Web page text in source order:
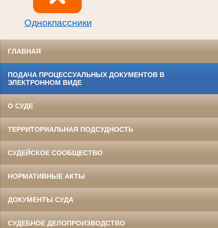
Одноклассники
ГЛАВНАЯ
ПОДАЧА ПРОЦЕССУАЛЬНЫХ ДОКУМЕНТОВ В
ЭЛЕКТРОННОМ ВИДЕ
О СУДЕ
ТЕРРИТОРИАЛЬНАЯ ПОДСУДНОСТЬ
СУДЕЙСКОЕ СООБЩЕСТВО
НОРМАТИВНЫЕ АКТЫ
ДОКУМЕНТЫ СУДА
СУДЕБНОЕ ДЕЛОПРОИЗВОДСТВО